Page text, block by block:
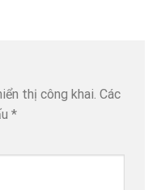
thị công khai. Các
*